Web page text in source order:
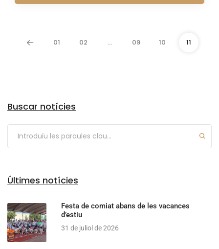
01 02 … 09 10 11
Buscar notícies
Últimes notícies
Festa de comiat abans de les vacances
d’estiu
31 de juliol de 2026